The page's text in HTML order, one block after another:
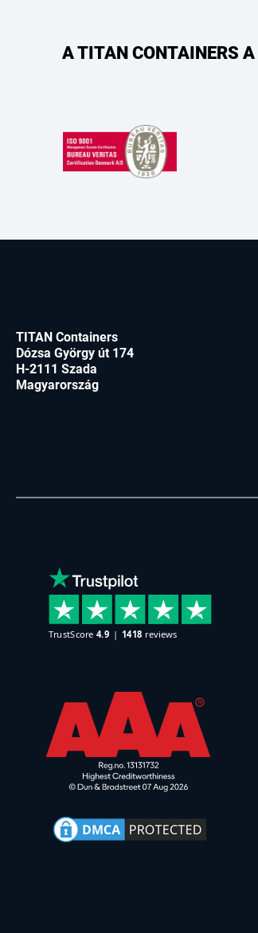
A TITAN CONTAINERS
TITAN Containers
Dózsa György út 174
H-2111 Szada
Magyarország